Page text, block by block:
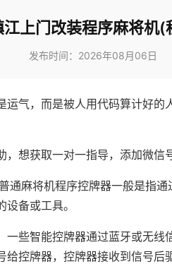
上门改装程序麻将机(
发布时间：2026年08月06日
运气，而是被人用代码算计好的
，想获取一对一指导，添加微信
通麻将机程序控牌器一般是指
备或工具。
一些智能控牌器通过蓝牙或无线
给控牌器，控牌器接收到信号后